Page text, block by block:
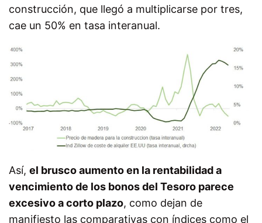
construcción, que llegó a multiplicarse por tres,
cae un 50% en tasa interanual.
Así, el brusco aumento en la rentabilidad a
vencimiento de los bonos del Tesoro parece
excesivo a corto plazo, como dejan de
manifiesto las comparativas con índices como el